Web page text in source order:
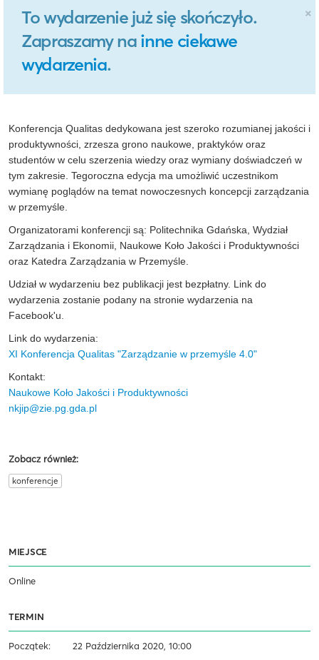
×
To wydarzenie już się skończyło.
Zapraszamy na inne ciekawe
wydarzenia.
Konferencja Qualitas dedykowana jest szeroko rozumianej jakości i
produktywności, zrzesza grono naukowe, praktyków oraz
studentów w celu szerzenia wiedzy oraz wymiany doświadczeń w
tym zakresie. Tegoroczna edycja ma umożliwić uczestnikom
wymianę poglądów na temat nowoczesnych koncepcji zarządzania
w przemyśle.
Organizatorami konferencji są: Politechnika Gdańska, Wydział
Zarządzania i Ekonomii, Naukowe Koło Jakości i Produktywności
oraz Katedra Zarządzania w Przemyśle.
Udział w wydarzeniu bez publikacji jest bezpłatny. Link do
wydarzenia zostanie podany na stronie wydarzenia na
Facebook'u.
Link do wydarzenia:
XI Konferencja Qualitas "Zarządzanie w przemyśle 4.0"
Kontakt:
Naukowe Koło Jakości i Produktywności
nkjip@zie.pg.gda.pl
Zobacz również:
konferencje
MIEJSCE
Online
TERMIN
Początek: 22 Października 2020, 10:00